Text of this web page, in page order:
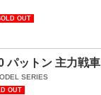
OUT
パットン 主力戦車
SERIES
OUT